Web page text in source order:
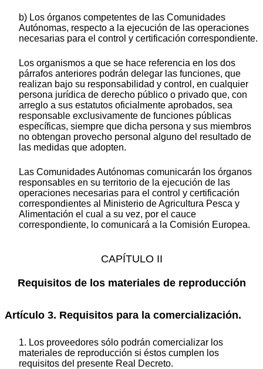
b) Los órganos competentes de las Comunidades
Autónomas, respecto a la ejecución de las operaciones
necesarias para el control y certificación correspondiente.
Los organismos a que se hace referencia en los dos
párrafos anteriores podrán delegar las funciones, que
realizan bajo su responsabilidad y control, en cualquier
persona jurídica de derecho público o privado que, con
arreglo a sus estatutos oficialmente aprobados, sea
responsable exclusivamente de funciones públicas
específicas, siempre que dicha persona y sus miembros
no obtengan provecho personal alguno del resultado de
las medidas que adopten.
Las Comunidades Autónomas comunicarán los órganos
responsables en su territorio de la ejecución de las
operaciones necesarias para el control y certificación
correspondientes al Ministerio de Agricultura Pesca y
Alimentación el cual a su vez, por el cauce
correspondiente, lo comunicará a la Comisión Europea.
CAPÍTULO II
Requisitos de los materiales de reproducción
Artículo 3. Requisitos para la comercialización.
1. Los proveedores sólo podrán comercializar los
materiales de reproducción si éstos cumplen los
requisitos del presente Real Decreto.